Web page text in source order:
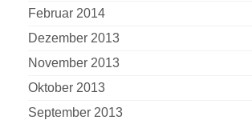
Februar 2014
Dezember 2013
November 2013
Oktober 2013
September 2013